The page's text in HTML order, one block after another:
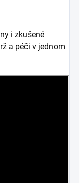
i zkušené
a péči v jednom